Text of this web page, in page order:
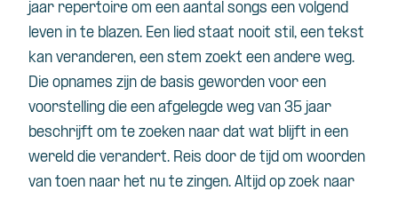
jaar repertoire om een aantal songs een volgend
leven in te blazen. Een lied staat nooit stil, een tekst
kan veranderen, een stem zoekt een andere weg.
Die opnames zijn de basis geworden voor een
voorstelling die een afgelegde weg van 35 jaar
beschrijft om te zoeken naar dat wat blijft in een
wereld die verandert. Reis door de tijd om woorden
van toen naar het nu te zingen. Altijd op zoek naar